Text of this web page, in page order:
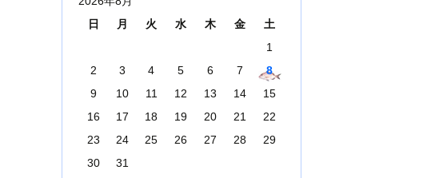
日
月 火 水 木 金
土
1
2
3 4 5 6 7
8
9
10 11 12 13 14
15
16
17 18 19 20 21
22
23
24 25 26 27 28
29
30
31